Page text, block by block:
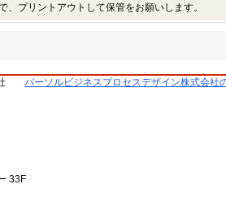
プリントアウトして保管をお願いします。
パーソルビジネスプロセスデザイン株式会社
33F